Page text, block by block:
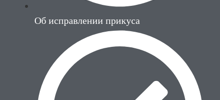
Об исправлении прикуса